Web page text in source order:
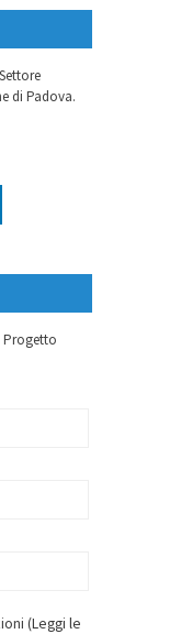
di Padova.
Progetto
(Leggi le